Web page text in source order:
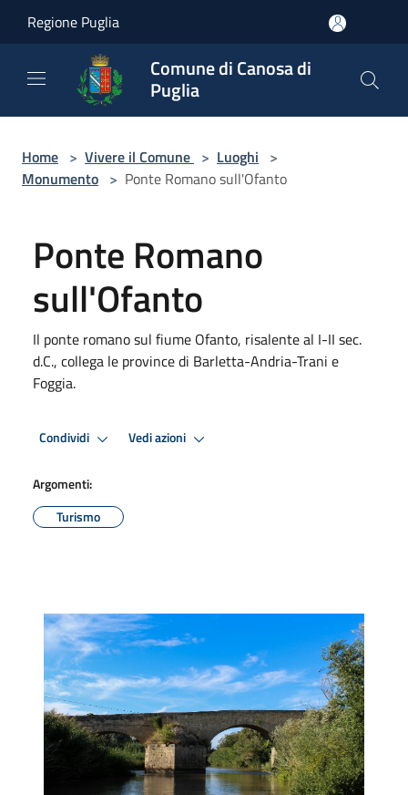
Regione Puglia
Comune di Canosa di
Puglia
Home > Vivere il Comune > Luoghi >
Monumento > Ponte Romano sull'Ofanto
Ponte Romano
sull'Ofanto
Il ponte romano sul fiume Ofanto, risalente al I-II sec.
d.C., collega le province di Barletta-Andria-Trani e
Foggia.
Condividi Vedi azioni
Argomenti:
Turismo